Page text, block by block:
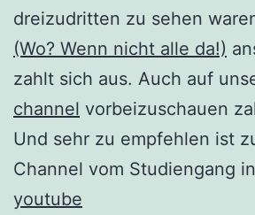
dreizudritten zu sehen
(Wo? Wenn nicht alle da!)
zahlt sich aus. Auch auf
channel vorbeizuschauen
Und sehr zu empfehlen ist
Channel vom Studiengang
youtube